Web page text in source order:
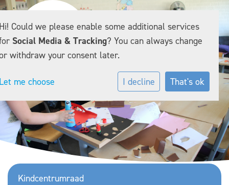
Kindcentrumraad
Could we please enable some additional services
Social Media & Tracking? You can always change
withdraw your consent later.
me choose I decline That's ok